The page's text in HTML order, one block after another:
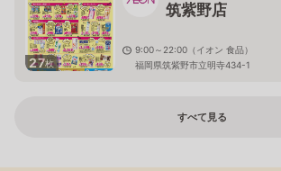
27枚
筑紫野店
9:00～22:00（イオン 食品）
福岡県筑紫野市立明寺434-1
すべて見る